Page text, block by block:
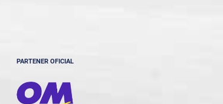
PARTENER OFICIAL